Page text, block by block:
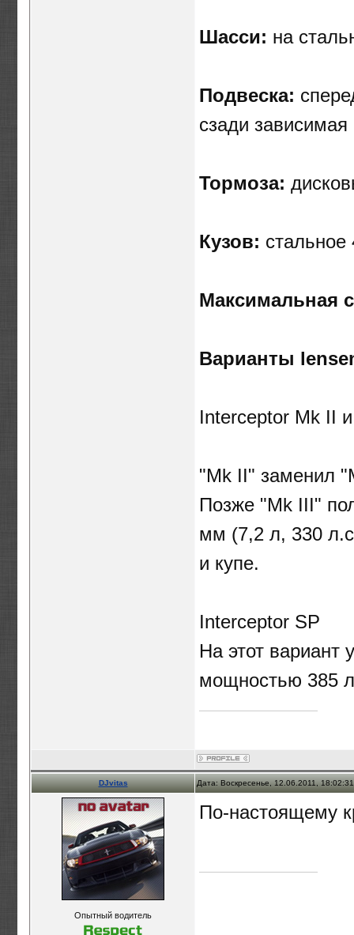
Шасси: на
Подвеска:
сзади
Тормоза:
Кузов: стальное
Максимальная
Варианты
Interceptor Mk II
"Mk II" заменил
Позже "Mk III"
мм (7,2 л, 330
и купе.
Interceptor SP
На этот вариант
мощностью 385
DJvitas Дата: Воскресенье, 12.06.2011,
Опытный водитель
По-настоящему